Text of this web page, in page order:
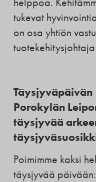
tukevat
on osa yhtiön
Täysjyväpäivän
Porokylän
täysjyvää
Poimimme kaksi
täysjyvää päivään: